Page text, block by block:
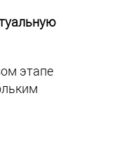
этапе